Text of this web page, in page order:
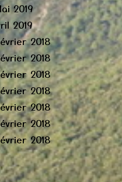
2019
2019
2018
2018
2018
2018
2018
2018
2018